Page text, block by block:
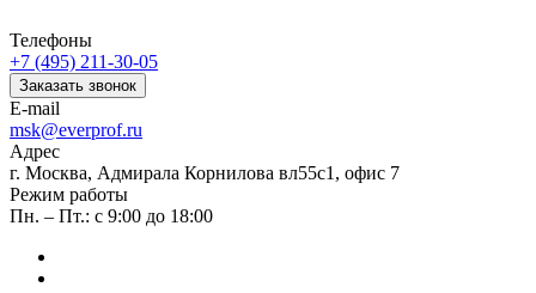
Телефоны
+7 (495) 211-30-05
Заказать звонок
E-mail
msk@everprof.ru
Адрес
г. Москва, Адмирала Корнилова вл55с1, офис 7
Режим работы
Пн. – Пт.: с 9:00 до 18:00